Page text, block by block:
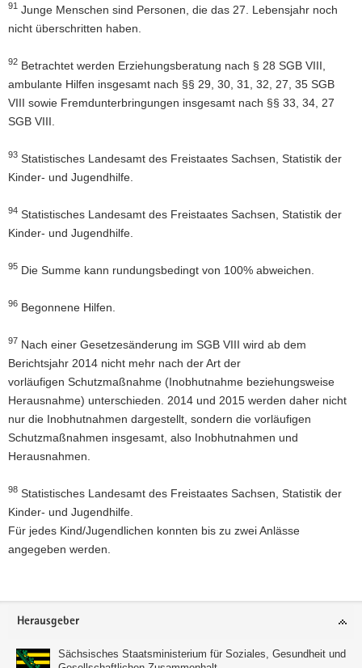
Fußnoten
91 Junge Menschen sind Personen, die das 27. Lebensjahr noch
nicht überschritten haben.
92 Betrachtet werden Erziehungsberatung nach § 28 SGB VIII,
ambulante Hilfen insgesamt nach §§ 29, 30, 31, 32, 27, 35 SGB
VIII sowie Fremdunterbringungen insgesamt nach §§ 33, 34, 27
SGB VIII.
93 Statistisches Landesamt des Freistaates Sachsen, Statistik der
Kinder- und Jugendhilfe.
94 Statistisches Landesamt des Freistaates Sachsen, Statistik der
Kinder- und Jugendhilfe.
95 Die Summe kann rundungsbedingt von 100% abweichen.
96 Begonnene Hilfen.
97 Nach einer Gesetzesänderung im SGB VIII wird ab dem
Berichtsjahr 2014 nicht mehr nach der Art der
vorläufigen Schutzmaßnahme (Inobhutnahme beziehungsweise
Herausnahme) unterschieden. 2014 und 2015 werden daher nicht
nur die Inobhutnahmen dargestellt, sondern die vorläufigen
Schutzmaßnahmen insgesamt, also Inobhutnahmen und
Herausnahmen.
98 Statistisches Landesamt des Freistaates Sachsen, Statistik der
Kinder- und Jugendhilfe.
Für jedes Kind/Jugendlichen konnten bis zu zwei Anlässe
angegeben werden.
Footer-
Herausgeber
Sächsisches Staatsministerium für Soziales, Gesundheit und